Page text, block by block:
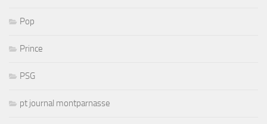
Pop
Prince
PSG
pt journal montparnasse